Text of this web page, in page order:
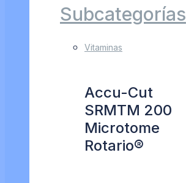
Subcategorías
Vitaminas
Accu-Cut
SRMTM 200
Microtome
Rotario®